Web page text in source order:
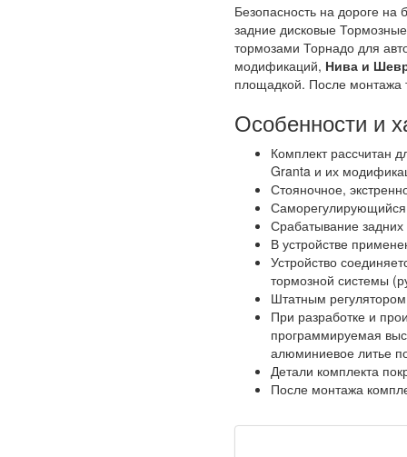
Безопасность на дороге
задние дисковые
тормозами Торнадо для
модификаций, Нива и
площадкой. После монтажа
Особенности и
Комплект рассчитан
Granta и их
Стояночное,
Саморегулирующийся
Срабатывание
В устройстве
Устройство
тормозной системы
Штатным
При разработке и
программируемая
алюминиевое литье
Детали комплекта
После монтажа